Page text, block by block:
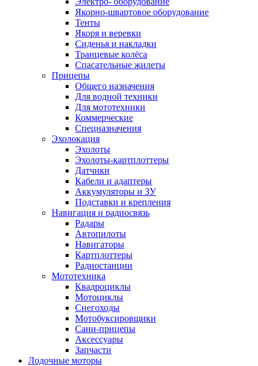
Якорно-швартовое оборудование
Тенты
Якоря и веревки
Сиденья и накладки
Транцевые колёса
Спасательные жилеты
Прицепы
Общего назначения
Для водной техники
Для мототехники
Коммерческие
Спецназначения
Эхолокация
Эхолоты
Эхолоты-картплоттеры
Датчики
Кабели и адаптеры
Аккумуляторы и ЗУ
Подставки и крепления
Навигация и радиосвязь
Радары
Автопилоты
Навигаторы
Картплоттеры
Радиостанции
Мототехника
Квадроциклы
Мотоциклы
Снегоходы
Мотобуксировщики
Сани-прицепы
Аксессуары
Запчасти
Лодочные моторы